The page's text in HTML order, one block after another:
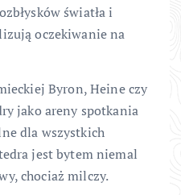
światła i
oczekiwanie na
Byron, Heine czy
jako areny spotkania
dla wszystkich
jest bytem niemal
chociaż milczy.